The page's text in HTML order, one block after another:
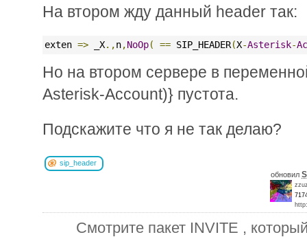
На втором жду данный header так:
exten => _X.,n,NoOp( == SIP_HEADER(X-Asterisk-
Но на втором сервере в
Asterisk-Account)} пустота.
Подскажите что я не так делаю?
sip_header
обновил
Смотрите пакет INVITE ,